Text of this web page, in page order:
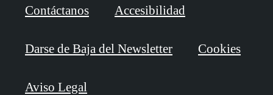
Contáctanos Accesibilidad
Darse de Baja del Newsletter Cookies
Aviso Legal